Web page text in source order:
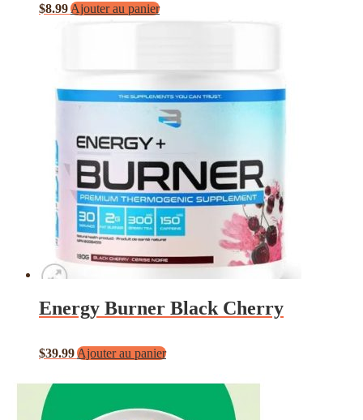
$8.99Ajouter au panier
Energy Burner Black Cherry
$39.99Ajouter au panier